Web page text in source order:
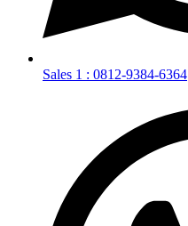
Sales 1 : 0812-9384-6364